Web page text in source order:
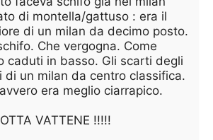
di montella/gattuso : era il
di un milan da decimo posto.
Che vergogna. Come
caduti in basso. Gli scarti degli
di un milan da centro classifica.
era meglio ciarrapico.
VATTENE !!!!!